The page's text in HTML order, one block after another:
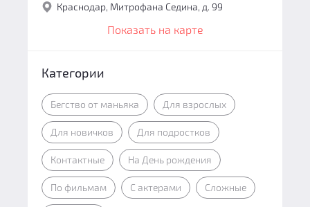
Краснодар, Митрофана Седина, д. 99
Показать на карте
Категории
Бегство от маньяка Для взрослых
Для новичков Для подростков
Контактные На День рождения
По фильмам С актерами Сложные